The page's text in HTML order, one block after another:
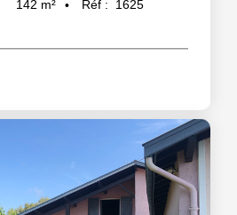
142 m² Réf : 1625